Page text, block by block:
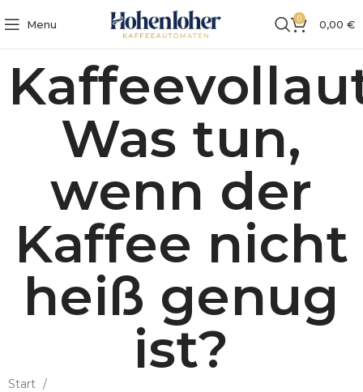
Menu 0 0,00 €
Was tun,
wenn der
Kaffee nicht
heiß genug
ist?
Start